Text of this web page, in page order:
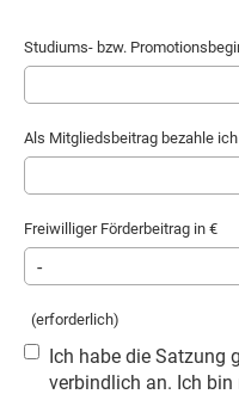
Studiums- bzw.
Als Mitgliedsbeitrag bezahle
Freiwilliger Förderbeitrag in €
(erforderlich)
Ich habe die Satzung
verbindlich an. Ich